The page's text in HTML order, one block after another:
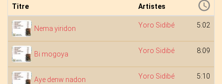
Titre Artistes
Nema yiridon Yoro Sidibé 5:02
Bi mogoya Yoro Sidibé 8:09
Aye denw nadon Yoro Sidibé 5:10